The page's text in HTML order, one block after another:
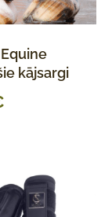
kājsargi